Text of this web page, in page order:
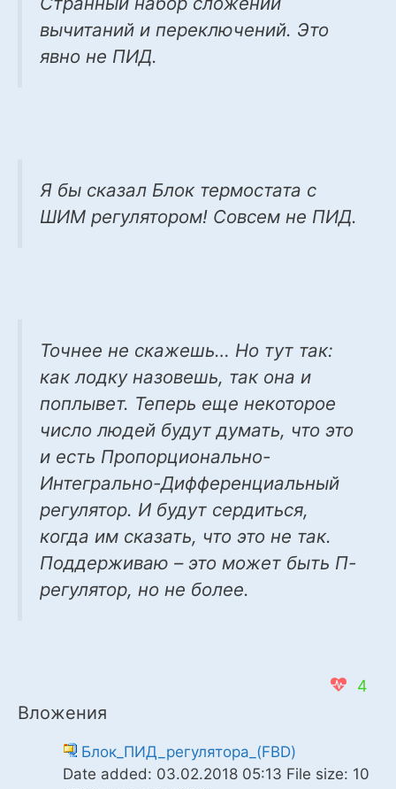
вычитаний и переключений. Это
явно не ПИД.
Я бы сказал Блок термостата с
ШИМ регулятором! Совсем не ПИД.
Точнее не скажешь… Но тут так:
как лодку назовешь, так она и
поплывет. Теперь еще некоторое
число людей будут думать, что это
и есть Пропорционально-
Интегрально-Дифференциальный
регулятор. И будут сердиться,
когда им сказать, что это не так.
Поддерживаю – это может быть П-
регулятор, но не более.
4
Вложения
Блок_ПИД_регулятора_(FBD)
Date added: 03.02.2018 05:13 File size: 10